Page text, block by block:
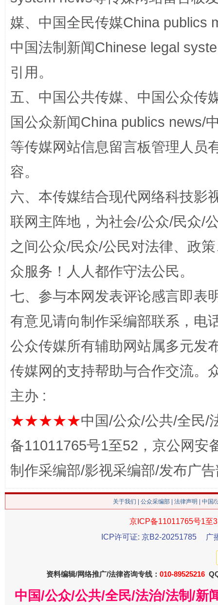
漫山遍野的桃花与雪山、麦地、白藏房
招工难、用工荒背后
网上购药对药下症？
这是一记警钟！ 谢
媒、中国全民传媒China publics
中国法制新闻Chinese legal
引用。
五、中国公共传媒、中国公众传
国公众新闻China publics news/
等传媒网站信息留言板管理人员
容。
六、本传媒结合现代网络科技影
联网主阵地，为社会/公众/民众/
之间公众/民众/公民对法律、政
众服务！人人都作守法公民。
七、参与本网发表评论感言即表
有意见请向制作采编部联系，电
公众传媒所有辅助网站属多元发
传媒网的支持帮助与合作交流。
主办 :
★★★★★中国/公众/公共/全民/
备11011765号1至52，京公网安
制作采编部/影视采编部/发布广
关于我们 公众采编部 法律声明 | 中国
京ICP备11011765号1至
ICP许可证: 京B2-20251785
广
资料编辑/网络推广/法律咨询专线： 010-89525216
中国/公众/公共/全民/法治/法制/新